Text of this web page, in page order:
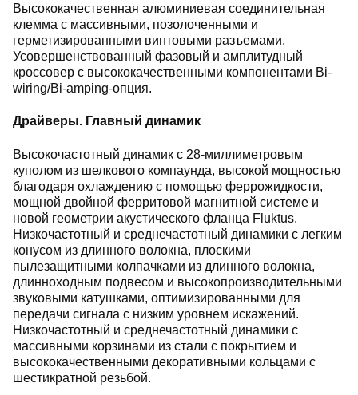
Высококачественная алюминиевая соединительная
клемма с массивными, позолоченными и
герметизированными винтовыми разъемами.
Усовершенствованный фазовый и амплитудный
кроссовер с высококачественными компонентами Bi-
wiring/Bi-amping-опция.
Драйверы. Главный динамик
Высокочастотный динамик с 28-миллиметровым
куполом из шелкового компаунда, высокой мощностью
благодаря охлаждению с помощью феррожидкости,
мощной двойной ферритовой магнитной системе и
новой геометрии акустического фланца Fluktus.
Низкочастотный и среднечастотный динамики с легким
конусом из длинного волокна, плоскими
пылезащитными колпачками из длинного волокна,
длинноходным подвесом и высокопроизводительными
звуковыми катушками, оптимизированными для
передачи сигнала с низким уровнем искажений.
Низкочастотный и среднечастотный динамики с
массивными корзинами из стали с покрытием и
высококачественными декоративными кольцами с
шестикратной резьбой.